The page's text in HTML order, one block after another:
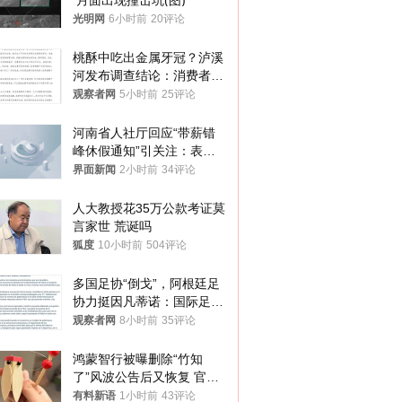
光明网 6小时前 20评论
桃酥中吃出金属牙冠？泸溪
河发布调查结论：消费者已
澄清，所发视频情况不属实
观察者网 5小时前 25评论
河南省人社厅回应“带薪错
峰休假通知”引关注：表述
不够准确，待修改后印发
界面新闻 2小时前 34评论
人大教授花35万公款考证莫
言家世 荒诞吗
狐度 10小时前 504评论
多国足协“倒戈”，阿根廷足
协力挺因凡蒂诺：国际足联
今后应继续在其领导下前行
观察者网 8小时前 35评论
鸿蒙智行被曝删除“竹知
了”风波公告后又恢复 官媒
曾力挺：劝华为要大度的，
有料新语 1小时前 43评论